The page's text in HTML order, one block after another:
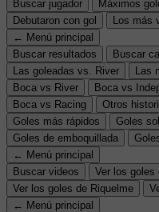
Buscar jugador
Máximos
Debutaron con gol
Los más
← Menú principal
Buscar resultados
Buscar
Las goleadas vs. River
Las
Boca vs River
Boca vs
Boca vs Racing
Otros
Goles más rápidos
Goles
Goles de emboquillada
← Menú principal
Buscar videos
Ver los goles
Ver los goles de Riquelme
← Menú principal